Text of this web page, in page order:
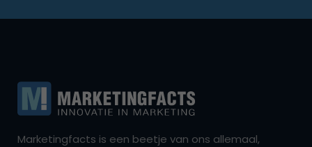
Marketingfacts is een beetje van ons allemaal,